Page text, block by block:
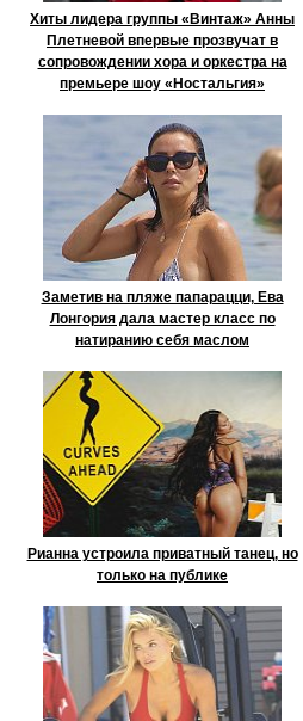
Хиты лидера группы «Винтаж» Анны
Плетневой впервые прозвучат в
сопровождении хора и оркестра на
премьере шоу «Ностальгия»
Заметив на пляже папарацци, Ева
Лонгория дала мастер класс по
натиранию себя маслом
Рианна устроила приватный танец, но
только на публике